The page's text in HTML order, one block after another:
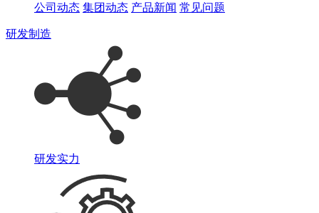
公司动态 集团动态 产品新闻 常见问题
研发制造
研发实力